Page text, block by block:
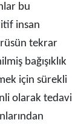
bu
insan
tekrar
bağışıklık
için sürekli
olarak tedavi